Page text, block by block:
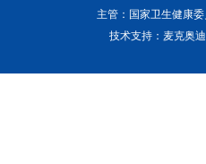
主管：国家卫生健康
技术支持：麦克奥